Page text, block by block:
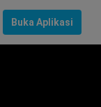
Buka Aplikasi